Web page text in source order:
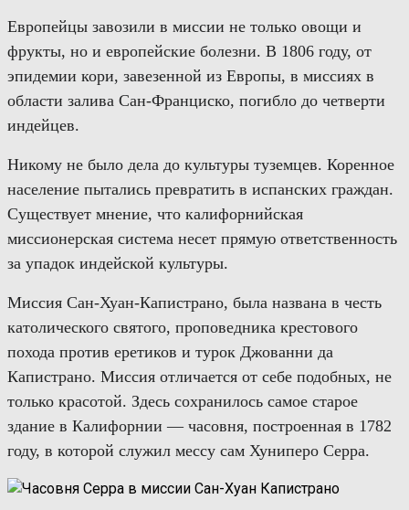
Европейцы завозили в миссии не только овощи и
фрукты, но и европейские болезни. В 1806 году, от
эпидемии кори, завезенной из Европы, в миссиях в
области залива Сан-Франциско, погибло до четверти
индейцев.
Никому не было дела до культуры туземцев. Коренное
население пытались превратить в испанских граждан.
Существует мнение, что калифорнийская
миссионерская система несет прямую ответственность
за упадок индейской культуры.
Миссия Сан-Хуан-Капистрано, была названа в честь
католического святого, проповедника крестового
похода против еретиков и турок Джованни да
Капистрано. Миссия отличается от себе подобных, не
только красотой. Здесь сохранилось самое старое
здание в Калифорнии — часовня, построенная в 1782
году, в которой служил мессу сам Хуниперо Серра.